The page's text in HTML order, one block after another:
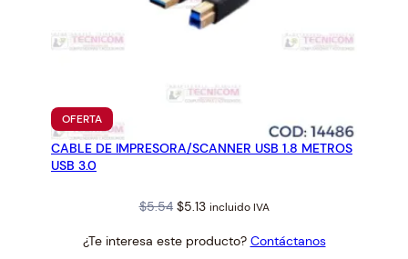
OFERTAPRODUCTO
EN
OFERTA
CABLE DE IMPRESORA/SCANNER USB 1.8 METROS
USB 3.0
$5.54 Original
was:
$5.13Current
is:
incluido IVA
¿Te interesa este producto? Contáctanos